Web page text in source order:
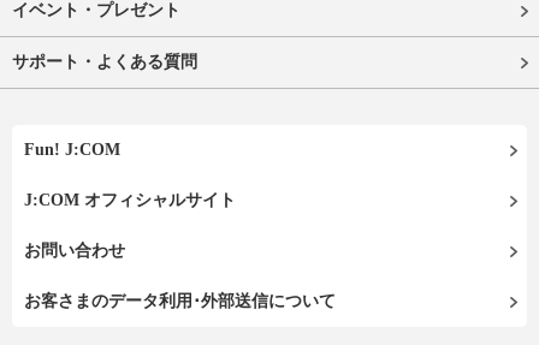
イベント・プレゼント
サポート・よくある質問
Fun! J:COM
J:COM オフィシャルサイト
お問い合わせ
お客さまのデータ利用･外部送信について